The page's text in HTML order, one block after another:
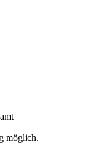
möglich.